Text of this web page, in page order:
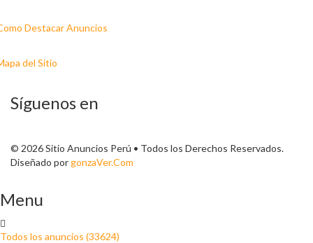
Destacar Anuncios
del Sitio
Síguenos en
© 2026 Sitio Anuncios Perú • Todos los Derechos Reservados.
Diseñado porgonzaVer.Com
Menu
Todos los anuncios (33624)